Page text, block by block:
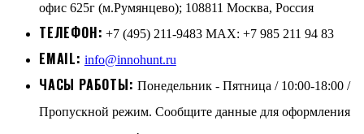
офис 625г (м.Румянцево); 108811 Москва, Россия
ТЕЛЕФОН: +7 (495) 211-9483 MAX: +7 985 211 94 83
EMAIL: info@innohunt.ru
ЧАСЫ РАБОТЫ: Понедельник - Пятница / 10:00-18:00 /
Пропускной режим. Сообщите данные для оформления